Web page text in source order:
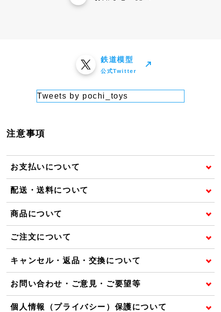
鉄道模型
公式Twitter
Tweets by pochi_toys
注意事項
お支払いについて
配送・送料について
商品について
ご注文について
キャンセル・返品・交換について
お問い合わせ・ご意見・ご要望等
個人情報（プライバシー）保護について